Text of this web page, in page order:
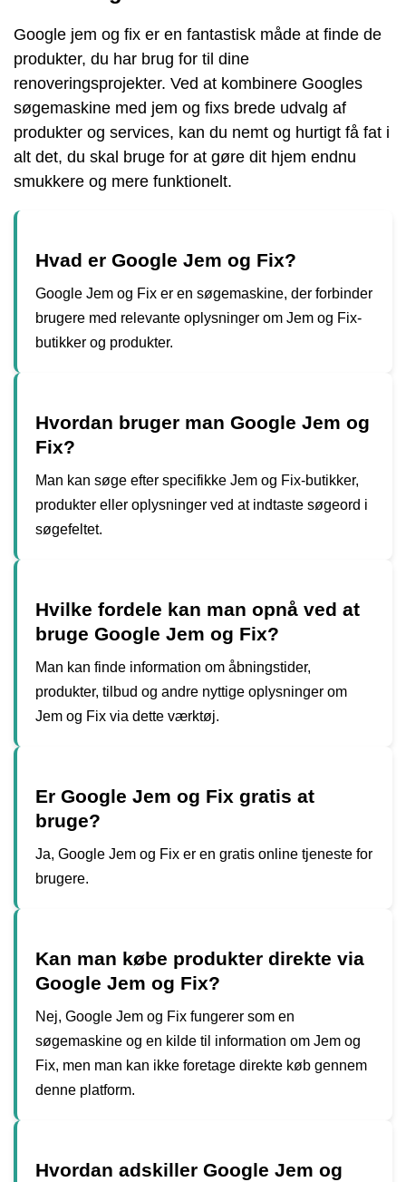
Google jem og fix er en fantastisk måde at finde de
produkter, du har brug for til dine
renoveringsprojekter. Ved at kombinere Googles
søgemaskine med jem og fixs brede udvalg af
produkter og services, kan du nemt og hurtigt få fat i
alt det, du skal bruge for at gøre dit hjem endnu
smukkere og mere funktionelt.
Hvad er Google Jem og Fix?
Google Jem og Fix er en søgemaskine, der forbinder
brugere med relevante oplysninger om Jem og Fix-
butikker og produkter.
Hvordan bruger man Google Jem og
Fix?
Man kan søge efter specifikke Jem og Fix-butikker,
produkter eller oplysninger ved at indtaste søgeord i
søgefeltet.
Hvilke fordele kan man opnå ved at
bruge Google Jem og Fix?
Man kan finde information om åbningstider,
produkter, tilbud og andre nyttige oplysninger om
Jem og Fix via dette værktøj.
Er Google Jem og Fix gratis at
bruge?
Ja, Google Jem og Fix er en gratis online tjeneste for
brugere.
Kan man købe produkter direkte via
Google Jem og Fix?
Nej, Google Jem og Fix fungerer som en
søgemaskine og en kilde til information om Jem og
Fix, men man kan ikke foretage direkte køb gennem
denne platform.
Hvordan adskiller Google Jem og